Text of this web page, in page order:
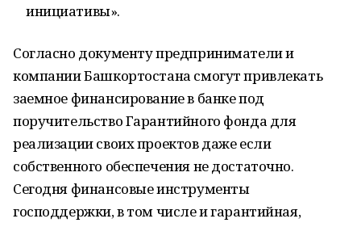
инициативы».
Согласно документу предприниматели и
компании Башкортостана смогут привлекать
заемное финансирование в банке под
поручительство Гарантийного фонда для
реализации своих проектов даже если
собственного обеспечения не достаточно.
Сегодня финансовые инструменты
господдержки, в том числе и гарантийная,